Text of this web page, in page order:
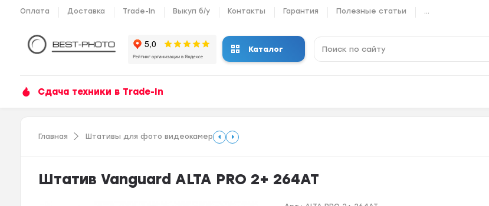
Оплата Доставка Trade-In Выкуп б/у Контакты Гарантия Полезные статьи ...
Каталог
Сдача техники в Trade-In
Главная Штативы для фото видеокамер
Штатив Vanguard ALTA PRO 2+ 264AT